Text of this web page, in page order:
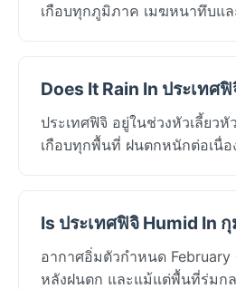
เกือบทุกภูมิภาค เมฆหนาทึบแ
Does It Rain In ประเทศ
ประเทศฟิจิ อยู่ในช่วงหัวเลี้ยว
เกือบทุกพื้นที่ ฝนตกหนักต่อเนื่
Is ประเทศฟิจิ Humid In
อากาศอิ่มตัวกำหนด
หลังฝนตก และแม้แต่พื้นที่ร่มก